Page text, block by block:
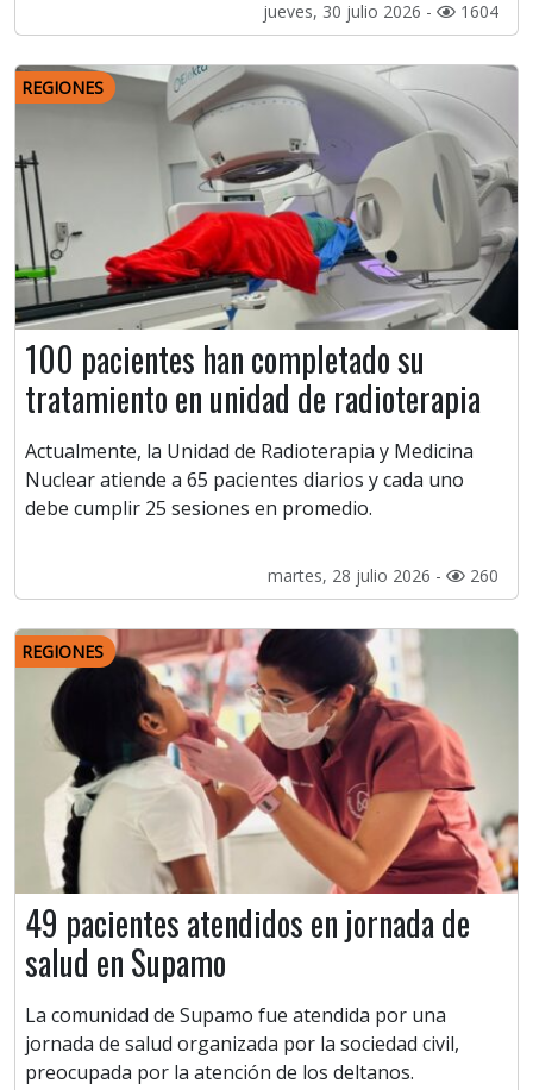
jueves, 30 julio 2026 - 1604
REGIONES
100 pacientes han completado su
tratamiento en unidad de radioterapia
Actualmente, la Unidad de Radioterapia y Medicina
Nuclear atiende a 65 pacientes diarios y cada uno
debe cumplir 25 sesiones en promedio.
martes, 28 julio 2026 - 260
REGIONES
49 pacientes atendidos en jornada de
salud en Supamo
La comunidad de Supamo fue atendida por una
jornada de salud organizada por la sociedad civil,
preocupada por la atención de los deltanos.